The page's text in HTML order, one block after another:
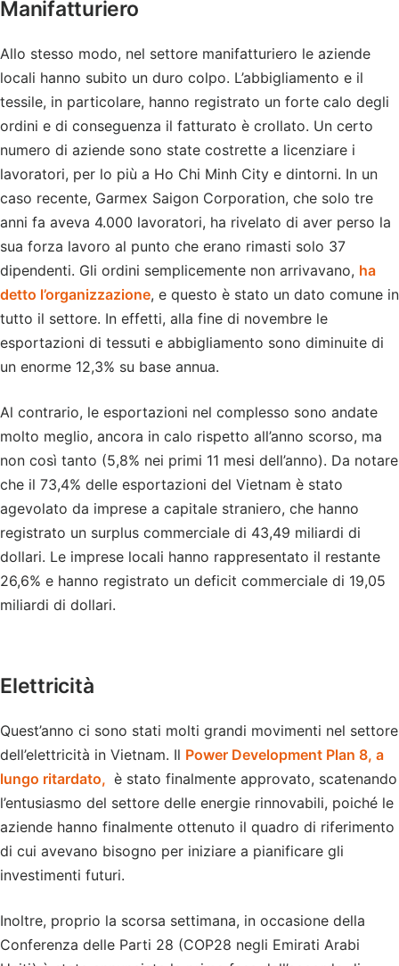
Manifatturiero
Allo stesso modo, nel settore manifatturiero le aziende
locali hanno subito un duro colpo. L’abbigliamento e il
tessile, in particolare, hanno registrato un forte calo degli
ordini e di conseguenza il fatturato è crollato. Un certo
numero di aziende sono state costrette a licenziare i
lavoratori, per lo più a Ho Chi Minh City e dintorni. In un
caso recente, Garmex Saigon Corporation, che solo tre
anni fa aveva 4.000 lavoratori, ha rivelato di aver perso la
sua forza lavoro al punto che erano rimasti solo 37
dipendenti. Gli ordini semplicemente non arrivavano, ha
detto l’organizzazione, e questo è stato un dato comune in
tutto il settore. In effetti, alla fine di novembre le
esportazioni di tessuti e abbigliamento sono diminuite di
un enorme 12,3% su base annua.
Al contrario, le esportazioni nel complesso sono andate
molto meglio, ancora in calo rispetto all’anno scorso, ma
non così tanto (5,8% nei primi 11 mesi dell’anno). Da notare
che il 73,4% delle esportazioni del Vietnam è stato
agevolato da imprese a capitale straniero, che hanno
registrato un surplus commerciale di 43,49 miliardi di
dollari. Le imprese locali hanno rappresentato il restante
26,6% e hanno registrato un deficit commerciale di 19,05
miliardi di dollari.
Elettricità
Quest’anno ci sono stati molti grandi movimenti nel settore
dell’elettricità in Vietnam. Il Power Development Plan 8, a
lungo ritardato, è stato finalmente approvato, scatenando
l’entusiasmo del settore delle energie rinnovabili, poiché le
aziende hanno finalmente ottenuto il quadro di riferimento
di cui avevano bisogno per iniziare a pianificare gli
investimenti futuri.
Inoltre, proprio la scorsa settimana, in occasione della
Conferenza delle Parti 28 (COP28 negli Emirati Arabi